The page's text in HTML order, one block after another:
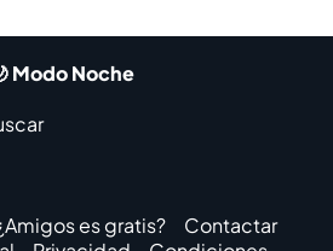
Modo Noche
es gratis?
Contactar